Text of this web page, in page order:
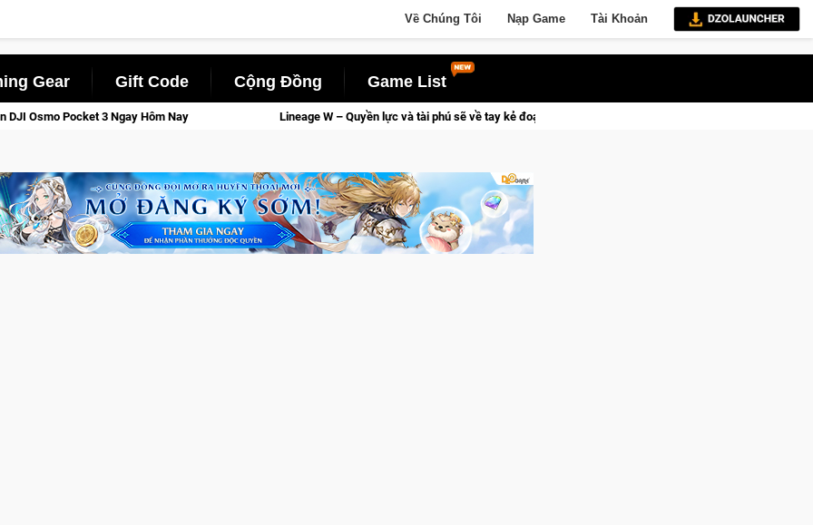
Về Chúng Tôi Nạp Game Tài Khoản
Gear Gift Code Cộng Đồng Game List
Hôm Nay Lineage W – Quyền lực và tài phú sẽ về tay kẻ đoạt được Vương Quyền thành Kent sắp tới!